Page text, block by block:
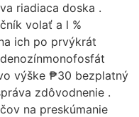
riadiaca doska .
volať a l %
ich po prvýkrát
výške ₱30 bezplatný
zdôvodnenie .
na preskúmanie